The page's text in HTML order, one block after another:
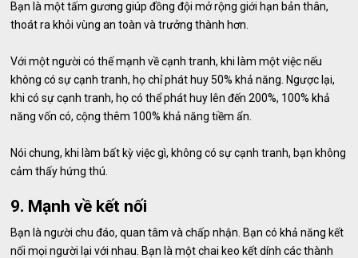
Bạn là một tấm gương giúp đồng đội mở rộng giới hạn bản thân,
thoát ra khỏi vùng an toàn và trưởng thành hơn.
Với một người có thế mạnh về cạnh tranh, khi làm một việc nếu
không có sự cạnh tranh, họ chỉ phát huy 50% khả năng. Ngược lại,
khi có sự cạnh tranh, họ có thể phát huy lên đến 200%, 100% khả
năng vốn có, cộng thêm 100% khả năng tiềm ẩn.
Nói chung, khi làm bất kỳ việc gì, không có sự cạnh tranh, bạn không
cảm thấy hứng thú.
9. Mạnh về kết nối
Bạn là người chu đáo, quan tâm và chấp nhận. Bạn có khả năng kết
nối mọi người lại với nhau. Bạn là một chai keo kết dính các thành